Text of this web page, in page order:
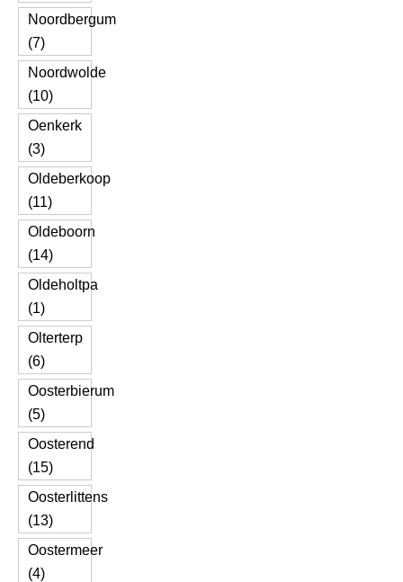
Noordbergum
(7)
Noordwolde
(10)
Oenkerk
(3)
Oldeberkoop
(11)
Oldeboorn
(14)
Oldeholtpa
(1)
Olterterp
(6)
Oosterbierum
(5)
Oosterend
(15)
Oosterlittens
(13)
Oostermeer
(4)